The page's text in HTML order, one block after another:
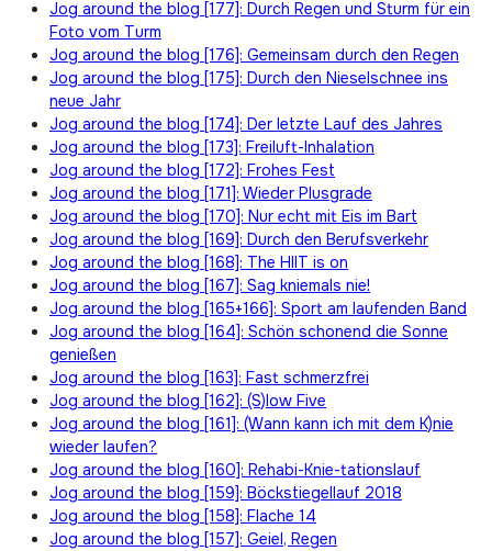
Jog around the blog [177]: Durch Regen und Sturm für ein
Foto vom Turm
Jog around the blog [176]: Gemeinsam durch den Regen
Jog around the blog [175]: Durch den Nieselschnee ins
neue Jahr
Jog around the blog [174]: Der letzte Lauf des Jahres
Jog around the blog [173]: Freiluft-Inhalation
Jog around the blog [172]: Frohes Fest
Jog around the blog [171]: Wieder Plusgrade
Jog around the blog [170]: Nur echt mit Eis im Bart
Jog around the blog [169]: Durch den Berufsverkehr
Jog around the blog [168]: The HIIT is on
Jog around the blog [167]: Sag kniemals nie!
Jog around the blog [165+166]: Sport am laufenden Band
Jog around the blog [164]: Schön schonend die Sonne
genießen
Jog around the blog [163]: Fast schmerzfrei
Jog around the blog [162]: (S)low Five
Jog around the blog [161]: (Wann kann ich mit dem K)nie
wieder laufen?
Jog around the blog [160]: Rehabi-Knie-tationslauf
Jog around the blog [159]: Böckstiegellauf 2018
Jog around the blog [158]: Flache 14
Jog around the blog [157]: Geiel, Regen